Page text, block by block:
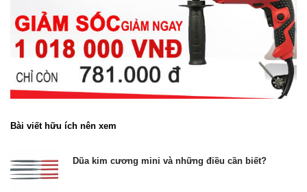
Bài viết hữu ích nên xem
Dũa kim cương mini và những điều cần biết?